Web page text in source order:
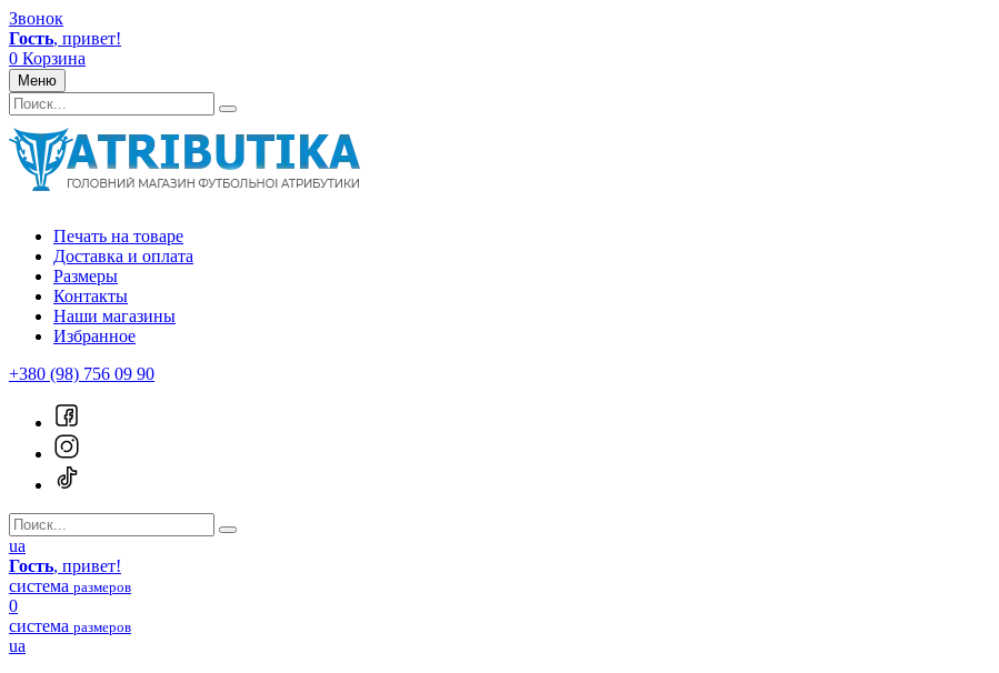
Звонок
Гость, привет!
0 Корзина
Меню
Печать на товаре
Доставка и оплата
Размеры
Контакты
Наши магазины
Избранное
+380 (98) 756 09 90
ua
Гость, привет!
система размеров
0
система размеров
ua